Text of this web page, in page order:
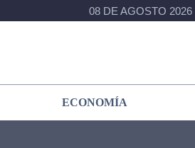
08 DE AGOSTO 2026
ECONOMÍA